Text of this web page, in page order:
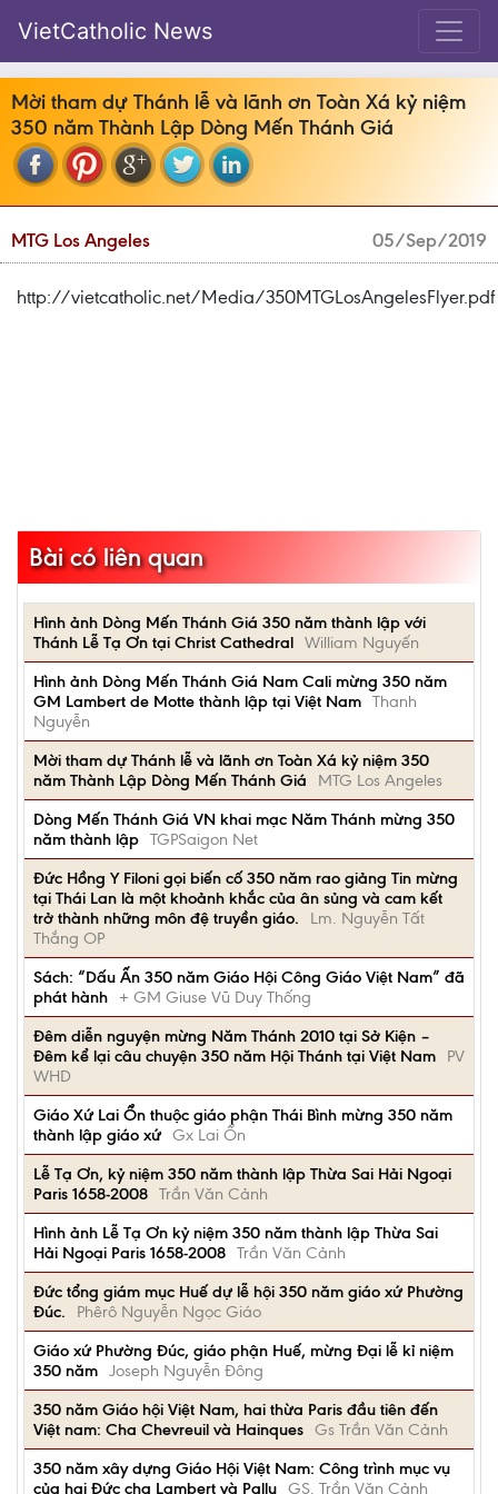
VietCatholic News
Mời tham dự Thánh lễ và lãnh ơn Toàn Xá kỷ niệm
350 năm Thành Lập Dòng Mến Thánh Giá
MTG Los Angeles 05/Sep/2019
http://vietcatholic.net/Media/350MTGLosAngelesFlyer.pdf
Bài có liên quan
Hình ảnh Dòng Mến Thánh Giá 350 năm thành lập với
Thánh Lễ Tạ Ơn tại Christ Cathedral William Nguyến
Hình ảnh Dòng Mến Thánh Giá Nam Cali mừng 350 năm
GM Lambert de Motte thành lập tại Việt Nam Thanh
Nguyễn
Mời tham dự Thánh lễ và lãnh ơn Toàn Xá kỷ niệm 350
năm Thành Lập Dòng Mến Thánh Giá
MTG Los Angeles
Dòng Mến Thánh Giá VN khai mạc Năm Thánh mừng 350
năm thành lập TGPSaigon Net
Đức Hồng Y Filoni gọi biến cố 350 năm rao giảng Tin mừng
tại Thái Lan là một khoảnh khắc của ân sủng và cam kết
trở thành những môn đệ truyền giáo.
Lm. Nguyễn Tất
Thắng OP
Sách: “Dấu Ấn 350 năm Giáo Hội Công Giáo Việt Nam” đã
phát hành + GM Giuse Vũ Duy Thống
Đêm diễn nguyện mừng Năm Thánh 2010 tại Sở Kiện –
Đêm kể lại câu chuyện 350 năm Hội Thánh tại Việt Nam
PV
WHD
Giáo Xứ Lai Ổn thuộc giáo phận Thái Bình mừng 350 năm
thành lập giáo xứ Gx Lai Ổn
Lễ Tạ Ơn, kỷ niệm 350 năm thành lập Thừa Sai Hải Ngoại
Paris 1658-2008 Trần Văn Cảnh
Hình ảnh Lễ Tạ Ơn kỷ niệm 350 năm thành lập Thừa Sai
Hải Ngoại Paris 1658-2008 Trần Văn Cảnh
Đức tổng giám mục Huế dự lễ hội 350 năm giáo xứ Phường
Đúc.
Phêrô Nguyễn Ngọc Giáo
Giáo xứ Phường Đúc, giáo phận Huế, mừng Đại lễ kỉ niệm
350 năm Joseph Nguyễn Đông
350 năm Giáo hội Việt Nam, hai thừa Paris đầu tiên đến
Việt nam: Cha Chevreuil và Hainques Gs Trần Văn Cảnh
350 năm xây dựng Giáo Hội Việt Nam: Công trình mục vụ
của hai Ðức cha Lambert và Pallu GS. Trần Văn Cảnh